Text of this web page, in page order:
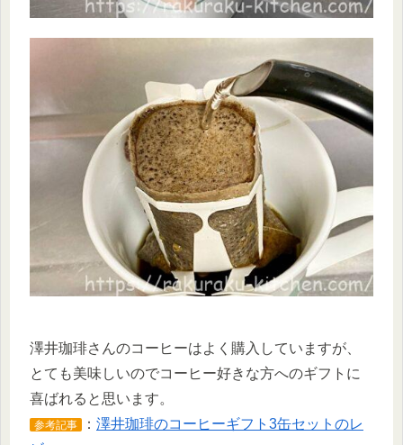
澤井珈琲さんのコーヒーはよく購入していますが、
とても美味しいのでコーヒー好きな方へのギフトに
喜ばれると思います。
参考記事 ： 澤井珈琲のコーヒーギフト3缶セットのレ